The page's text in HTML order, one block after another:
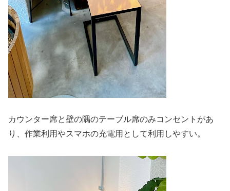
カウンター席と壁の隅のテーブル席のみコンセントがあ
り、作業利用やスマホの充電用として利用しやすい。